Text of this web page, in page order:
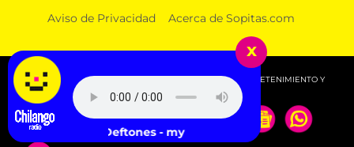
Aviso de Privacidad Acerca de Sopitas.com
© 2026 SOPITAS.COM - MÚSICA, NOTICIAS, DEPORTES, ENTRETENIMIENTO Y
MÁS!.
x
Deftones - my mind is a mountain